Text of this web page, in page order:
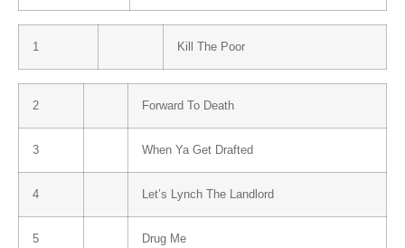
1 Kill The Poor
2 Forward To Death
3 When Ya Get Drafted
4 Let’s Lynch The Landlord
5 Drug Me